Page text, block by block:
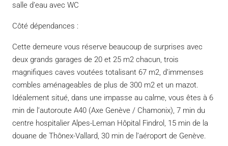
salle d’eau avec WC
Côté dépendances :
Cette demeure vous réserve beaucoup de surprises avec
deux grands garages de 20 et 25 m2 chacun, trois
magnifiques caves voutées totalisant 67 m2, d’immenses
combles aménageables de plus de 300 m2 et un mazot.
Idéalement situé, dans une impasse au calme, vous êtes à 6
min de l’autoroute A40 (Axe Genève / Chamonix), 7 min du
centre hospitalier Alpes-Leman Hôpital Findrol, 15 min de la
douane de Thônex-Vallard, 30 min de l’aéroport de Genève.